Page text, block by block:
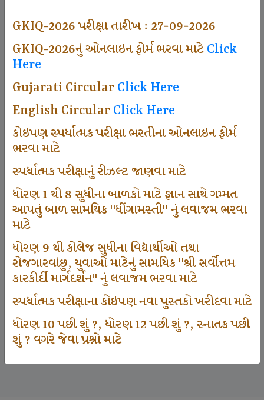
GKIQ-2026 પરીક્ષા તારીખ : 27-09-2026
GKIQ-2026નું ઓનલાઇન ફોર્મ ભરવા માટેClick
Here
Gujarati CircularClick Here
English CircularClick Here
કોઇપણ સ્પર્ધાત્મક પરીક્ષા ભરતીના ઓનલાઇન ફોર્મ
ભરવા માટે
સ્પર્ધાત્મક પરીક્ષાનું રીઝલ્ટ જાણવા માટે
ધોરણ 1 થી 8 સુધીના બાળકો માટે જ્ઞાન સાથે ગમ્મત
આપતું બાળ સામયિક "ધીંગામસ્તી" નું લવાજમ ભરવા
માટે
ધોરણ 9 થી કોલેજ સુધીના વિદ્યાર્થીઓ તથા
રોજગારવાંછુ, યુવાઓ માટેનું સામયિક "શ્રી સર્વોત્તમ
કારકીર્દી માર્ગદર્શન" નું લવાજમ ભરવા માટે
સ્પર્ધાત્મક પરીક્ષાના કોઇપણ નવા પુસ્તકો ખરીદવા માટે
ધોરણ 10 પછી શું ?, ધોરણ 12 પછી શું ?, સ્નાતક પછી
શું ? વગરે જેવા પ્રશ્નો માટે
497
666
Sarvottam Karkirdi Subscripton
1000
Participate School In GKIQ
125000